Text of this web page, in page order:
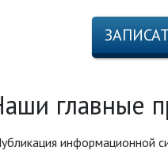
главные
информационной